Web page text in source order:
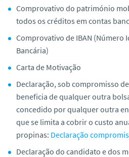
Comprovativo do património
todos os créditos em contas
Comprovativo de IBAN (Número
Bancária)
Carta de Motivação
Declaração, sob compromisso
beneficia de qualquer outra
concedido por qualquer outra
que se limita a cobrir o custo
propinas: Declaração
Declaração do candidato e dos